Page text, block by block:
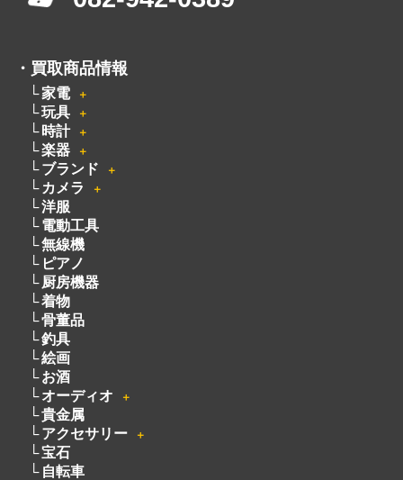
・ 買取商品情報
家電 ＋
玩具 ＋
時計 ＋
楽器 ＋
ブランド ＋
カメラ ＋
洋服
電動工具
無線機
ピアノ
厨房機器
着物
骨董品
釣具
絵画
お酒
オーディオ
＋
貴金属
アクセサリー
＋
宝石
自転車